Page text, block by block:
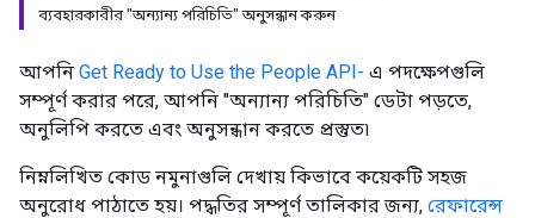
ব্যবহারকারীর "অন্যান্য পরিচিতি" অনুসন্ধান করুন
আপনি Get Ready to Use the People API- এ পদক্ষেপগুলি
সম্পূর্ণ করার পরে, আপনি "অন্যান্য পরিচিতি" ডেটা পড়তে,
অনুলিপি করতে এবং অনুসন্ধান করতে প্রস্তুত৷
নিম্নলিখিত কোড নমুনাগুলি দেখায় কিভাবে কয়েকটি সহজ
অনুরোধ পাঠাতে হয়। পদ্ধতির সম্পূর্ণ তালিকার জন্য, রেফারেন্স